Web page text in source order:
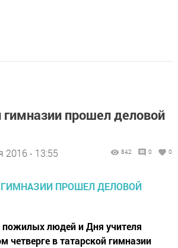
гимназии прошел деловой
2016 - 13:55 842 0 0
людей и Дня учителя
четверге в татарской гимназии